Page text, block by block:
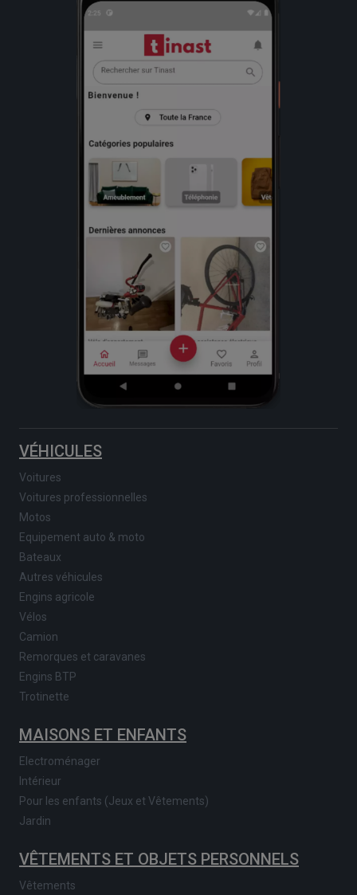
VÉHICULES
Voitures
Voitures professionnelles
Motos
Equipement auto & moto
Bateaux
Autres véhicules
Engins agricole
Vélos
Camion
Remorques et caravanes
Engins BTP
Trotinette
MAISONS ET ENFANTS
Electroménager
Intérieur
Pour les enfants (Jeux et Vêtements)
Jardin
VÊTEMENTS ET OBJETS PERSONNELS
Vêtements